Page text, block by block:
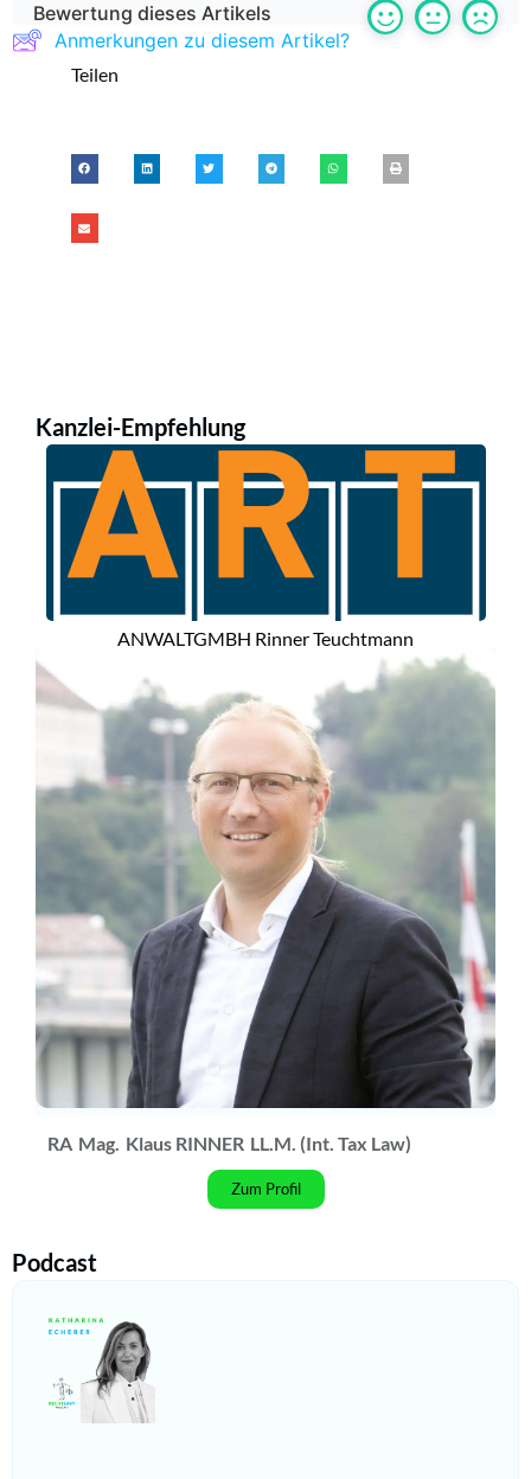
Bewertung dieses Artikels
Anmerkungen zu diesem Artikel?
Teilen
Kanzlei-Empfehlung
ANWALTGMBH Rinner Teuchtmann
RA Mag. Klaus RINNER LL.M. (Int. Tax Law)
Zum Profil
Podcast